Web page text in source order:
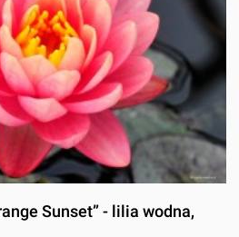
Sunset” - lilia wodna,